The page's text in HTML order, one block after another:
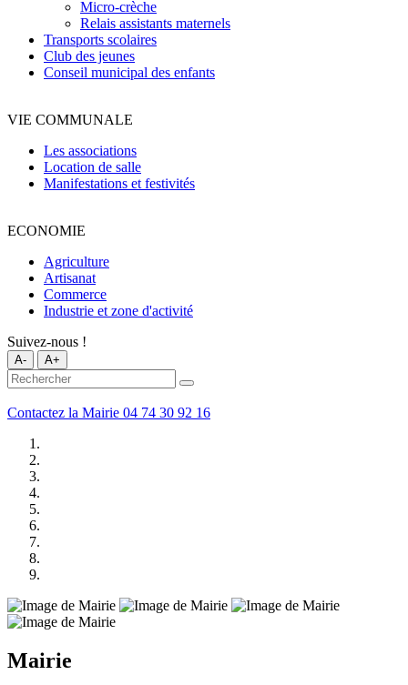
Micro-crèche
Relais assistants maternels
Transports scolaires
Club des jeunes
Conseil municipal des enfants
VIE COMMUNALE
Les associations
Location de salle
Manifestations et festivités
ECONOMIE
Agriculture
Artisanat
Commerce
Industrie et zone d'activité
Suivez-nous !
A- A+
Contactez la Mairie 04 74 30 92 16
Mairie